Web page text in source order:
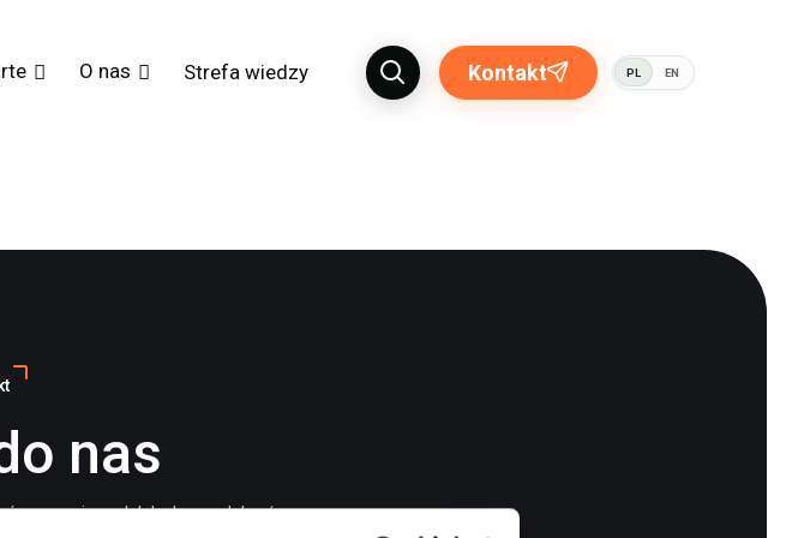
O nas Strefa wiedzy Kontakt PL EN
nas
rozwojowych lub chcesz dobrać